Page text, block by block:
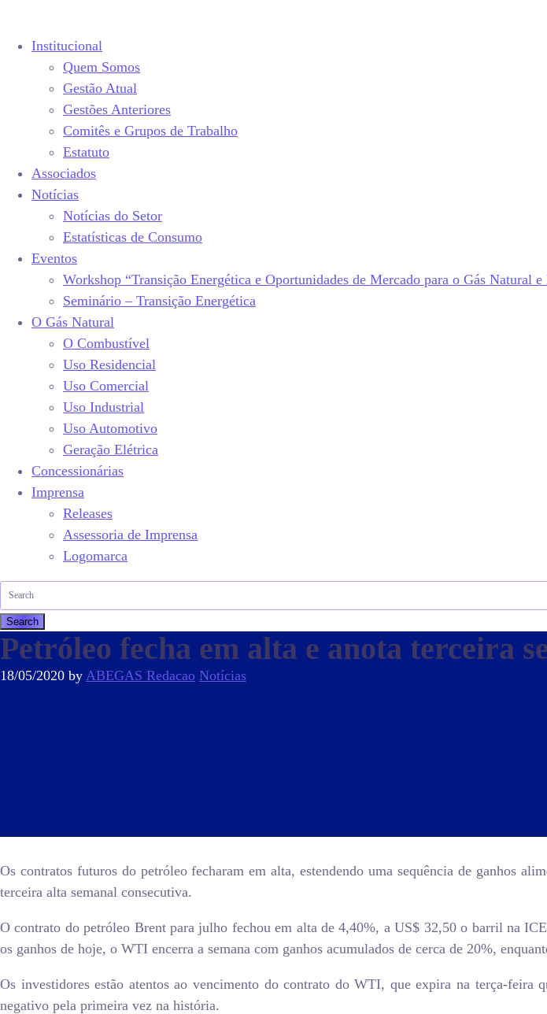
Institucional
Quem Somos
Gestão Atual
Gestões Anteriores
Comitês e Grupos de Trabalho
Estatuto
Associados
Notícias
Notícias do Setor
Estatísticas de Consumo
Eventos
Workshop “Transição Energética e Oportunidades de Mercado para o Gás Natural
Seminário – Transição Energética
O Gás Natural
O Combustível
Uso Residencial
Uso Comercial
Uso Industrial
Uso Automotivo
Geração Elétrica
Concessionárias
Imprensa
Releases
Assessoria de Imprensa
Logomarca
Petróleo fecha em alta e anota terceira
18/05/2020 by ABEGAS Redacao Notícias
Os contratos futuros do petróleo fecharam em alta, estendendo uma sequência de ganhos
terceira alta semanal consecutiva.
O contrato do petróleo Brent para julho fechou em alta de 4,40%, a US$ 32,50 o barril na
os ganhos de hoje, o WTI encerra a semana com ganhos acumulados de cerca de 20%,
Os investidores estão atentos ao vencimento do contrato do WTI, que expira na terça-
negativo pela primeira vez na história.